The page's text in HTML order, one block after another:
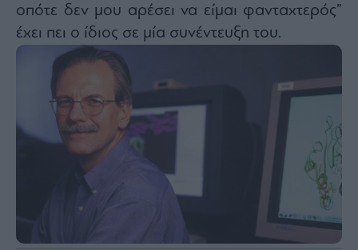
at
any
time.
This
site
protected
Policy
and
οπότε δεν μου αρέσει να είμαι φανταχτερός”
έχει πει ο ίδιος σε μία συνέντευξη του.